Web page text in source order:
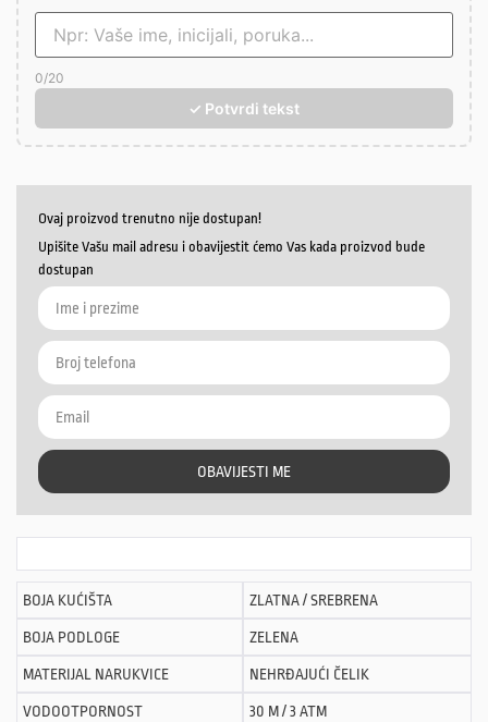
0/20
✓ Potvrdi tekst
Ovaj proizvod trenutno nije dostupan!
Upišite Vašu mail adresu i obavijestit ćemo Vas kada proizvod bude
dostupan
OBAVIJESTI ME
BOJA KUĆIŠTA ZLATNA / SREBRENA
BOJA PODLOGE ZELENA
MATERIJAL NARUKVICE NEHRĐAJUĆI ČELIK
VODOOTPORNOST 30 M / 3 ATM